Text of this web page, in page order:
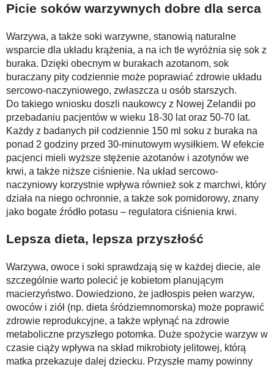
Picie soków warzywnych dobre dla serca
Warzywa, a także soki warzywne, stanowią naturalne
wsparcie dla układu krążenia, a na ich tle wyróżnia się sok z
buraka. Dzięki obecnym w burakach azotanom, sok
buraczany pity codziennie może poprawiać zdrowie układu
sercowo-naczyniowego, zwłaszcza u osób starszych.
Do takiego wniosku doszli naukowcy z Nowej Zelandii po
przebadaniu pacjentów w wieku 18-30 lat oraz 50-70 lat.
Każdy z badanych pił codziennie 150 ml soku z buraka na
ponad 2 godziny przed 30-minutowym wysiłkiem. W efekcie
pacjenci mieli wyższe stężenie azotanów i azotynów we
krwi, a także niższe ciśnienie. Na układ sercowo-
naczyniowy korzystnie wpływa również sok z marchwi, który
działa na niego ochronnie, a także sok pomidorowy, znany
jako bogate źródło potasu – regulatora ciśnienia krwi.
Lepsza dieta, lepsza przyszłość
Warzywa, owoce i soki sprawdzają się w każdej diecie, ale
szczególnie warto polecić je kobietom planującym
macierzyństwo. Dowiedziono, że jadłospis pełen warzyw,
owoców i ziół (np. dieta śródziemnomorska) może poprawić
zdrowie reprodukcyjne, a także wpłynąć na zdrowie
metaboliczne przyszłego potomka. Duże spożycie warzyw w
czasie ciąży wpływa na skład mikrobioty jelitowej, którą
matka przekazuje dalej dziecku. Przyszłe mamy powinny